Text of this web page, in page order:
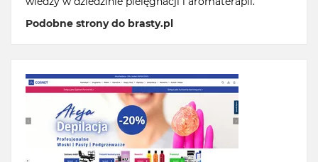
Podobne strony do brasty.pl